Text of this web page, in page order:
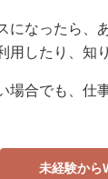
になったら、
用したり、知
場合でも、仕
未経験から